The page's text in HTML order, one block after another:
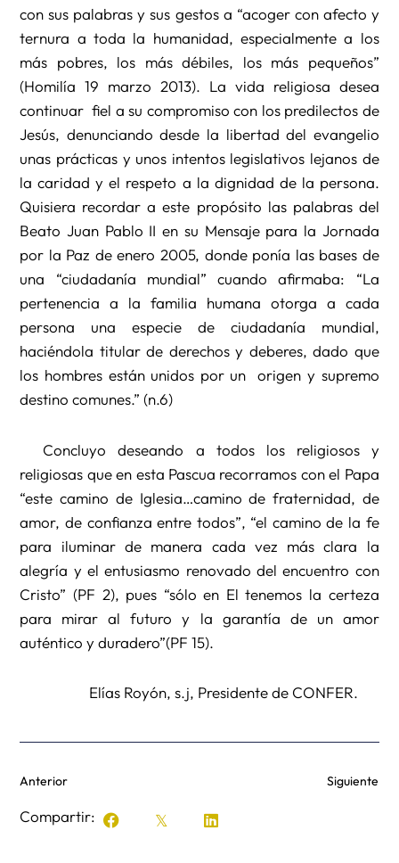
con sus palabras y sus gestos a “acoger con afecto y
ternura a toda la humanidad, especialmente a los
más pobres, los más débiles, los más pequeños”
(Homilía 19 marzo 2013). La vida religiosa desea
continuar fiel a su compromiso con los predilectos de
Jesús, denunciando desde la libertad del evangelio
unas prácticas y unos intentos legislativos lejanos de
la caridad y el respeto a la dignidad de la persona.
Quisiera recordar a este propósito las palabras del
Beato Juan Pablo II en su Mensaje para la Jornada
por la Paz de enero 2005, donde ponía las bases de
una “ciudadanía mundial” cuando afirmaba: “La
pertenencia a la familia humana otorga a cada
persona una especie de ciudadanía mundial,
haciéndola titular de derechos y deberes, dado que
los hombres están unidos por un origen y supremo
destino comunes.” (n.6)
Concluyo deseando a todos los religiosos y
religiosas que en esta Pascua recorramos con el Papa
“este camino de Iglesia…camino de fraternidad, de
amor, de confianza entre todos”, “el camino de la fe
para iluminar de manera cada vez más clara la
alegría y el entusiasmo renovado del encuentro con
Cristo” (PF 2), pues “sólo en El tenemos la certeza
para mirar al futuro y la garantía de un amor
auténtico y duradero”(PF 15).
Elías Royón, s.j, Presidente de CONFER.
Anterior Siguiente
Compartir: